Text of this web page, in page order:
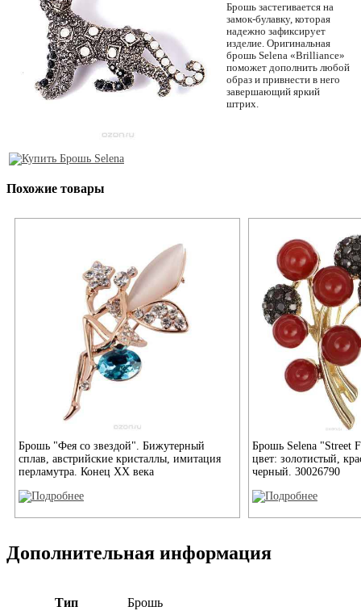
Брошь застегивается на
замок-булавку, которая
надежно зафиксирует
изделие. Оригинальная
брошь Selena «Brilliance»
поможет дополнить любой
образ и привнести в него
завершающий яркий
штрих.
Похожие товары
Брошь "Фея со звездой". Бижутерный
сплав, австрийские кристаллы, имитация
перламутра. Конец XX века
Брошь Selena "Street
цвет: золотистый,
черный. 30026790
Дополнительная информация
Тип Брошь